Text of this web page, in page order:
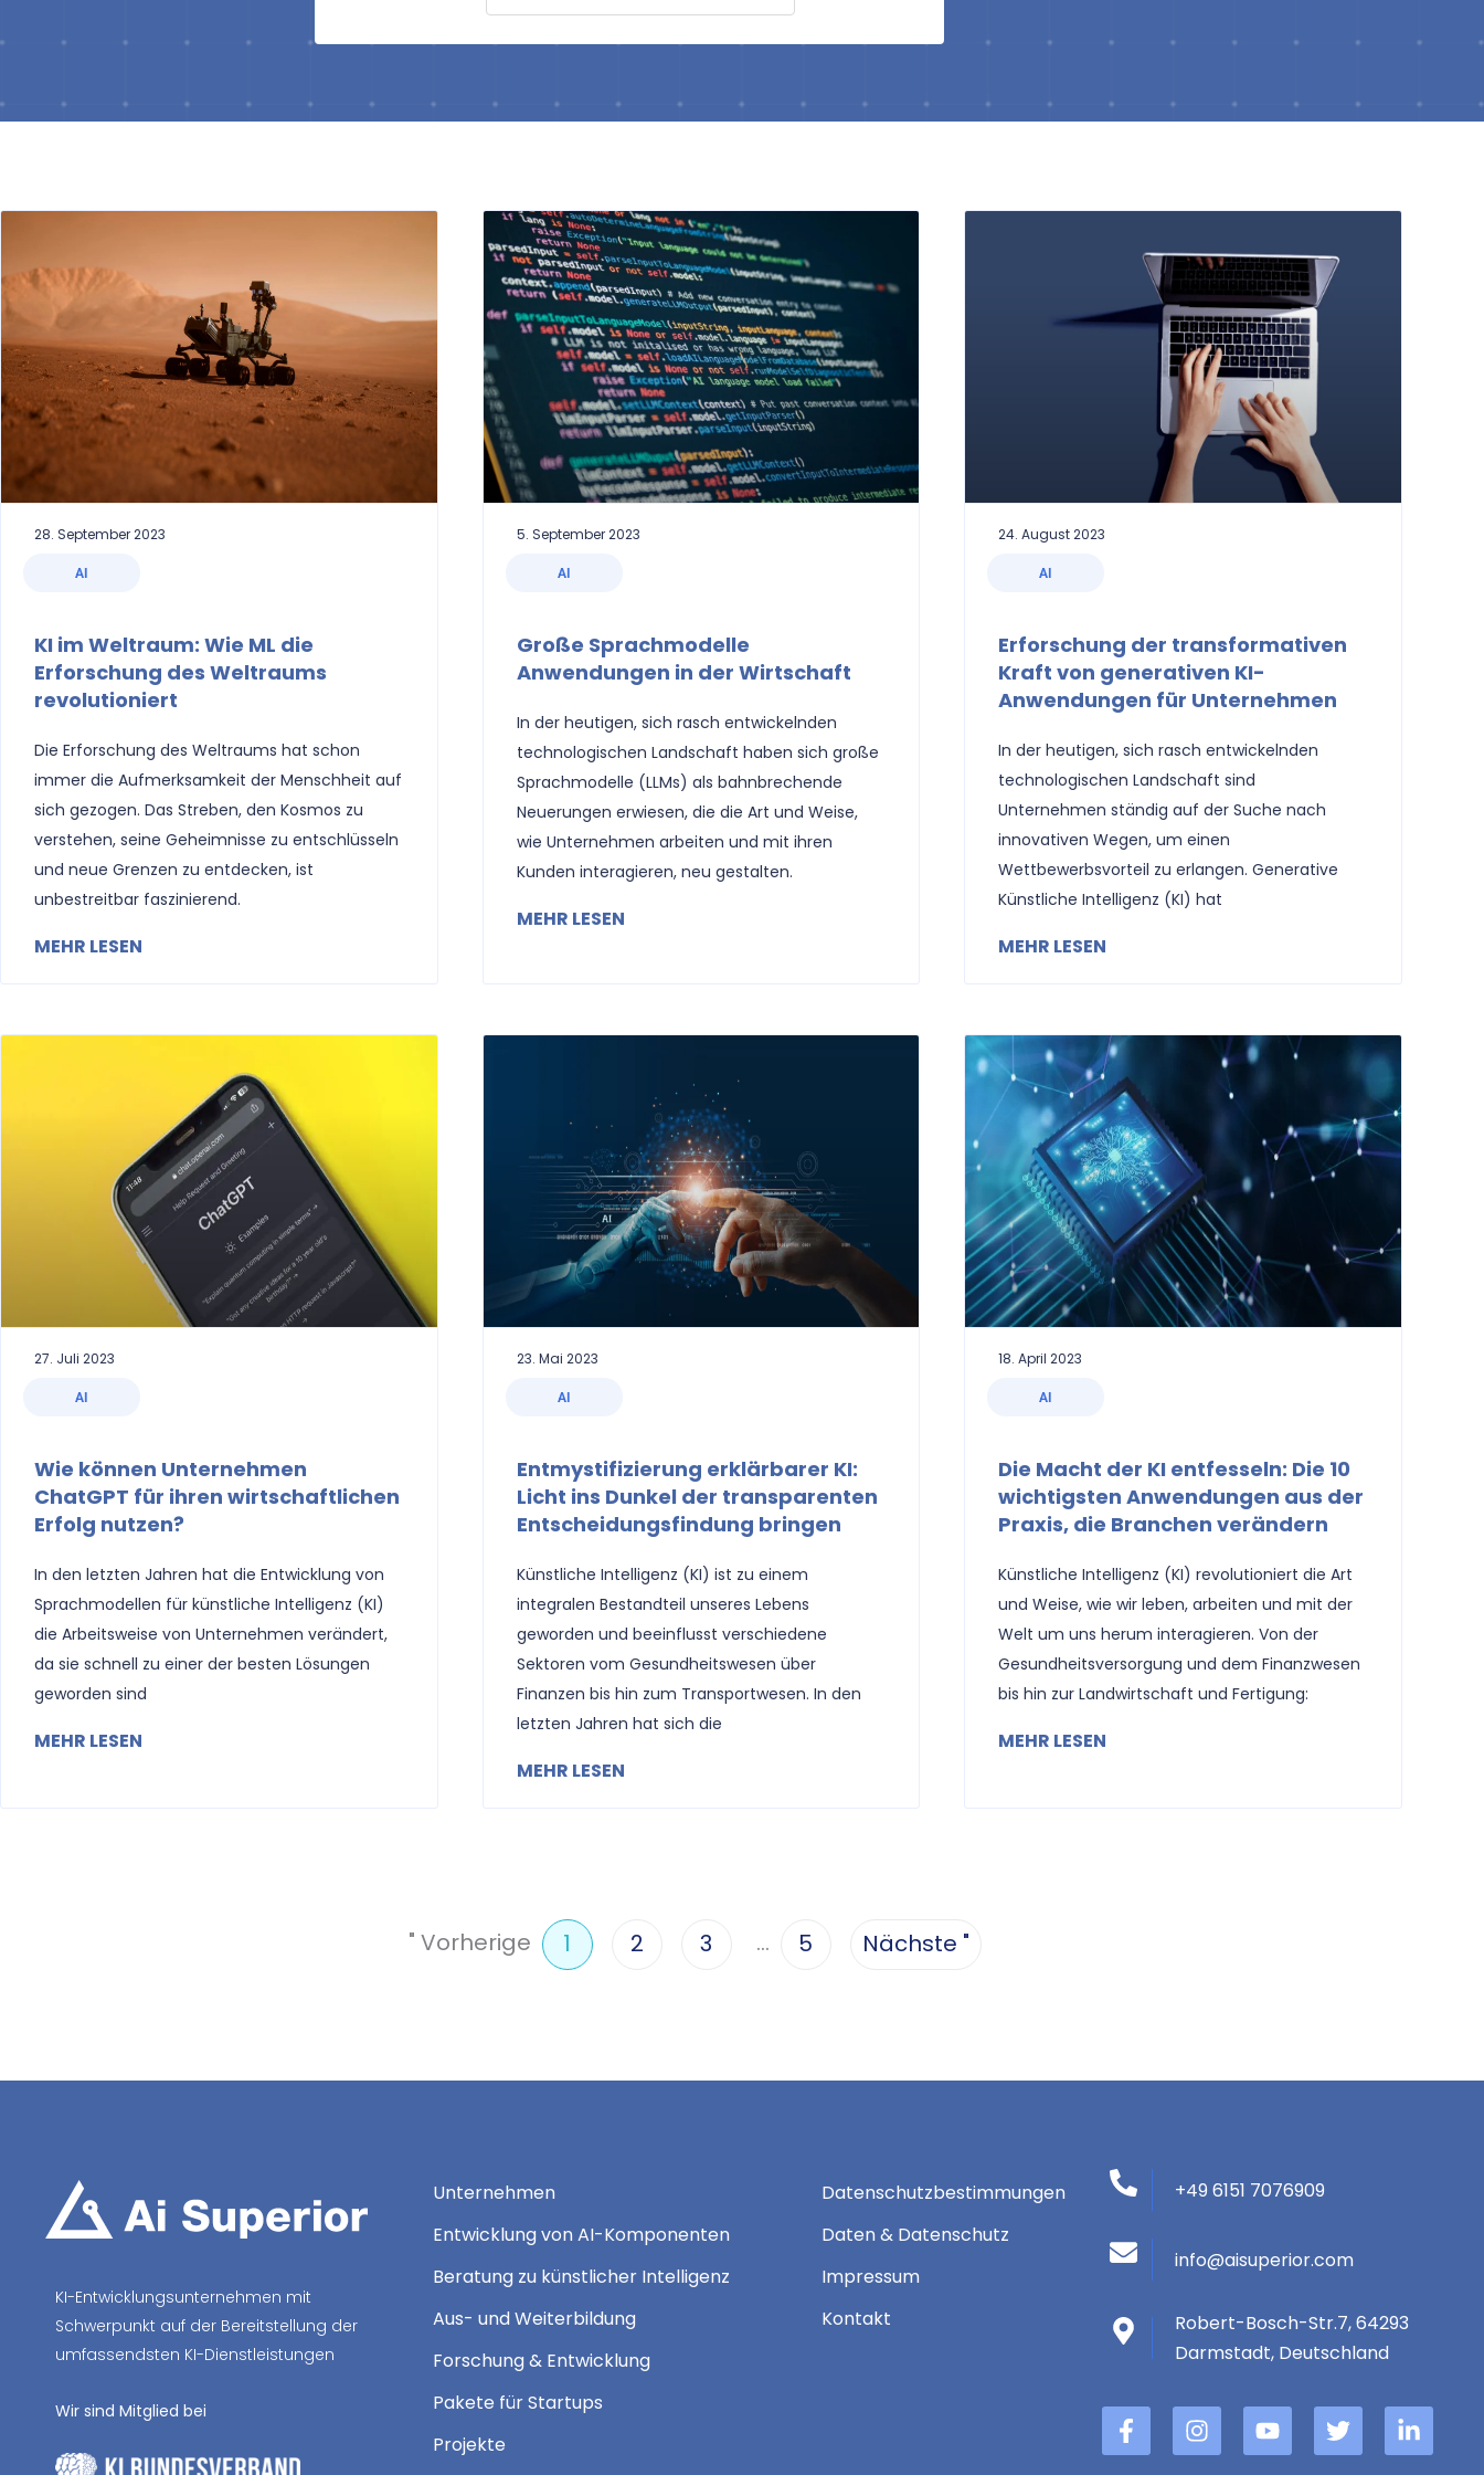
AI
KI im Weltraum: Wie ML die
Erforschung des Weltraums
revolutioniert
Die Erforschung des Weltraums hat schon
immer die Aufmerksamkeit der Menschheit auf
sich gezogen. Das Streben, den Kosmos zu
verstehen, seine Geheimnisse zu entschlüsseln
und neue Grenzen zu entdecken, ist
unbestreitbar faszinierend.
MEHR LESEN
28. September 2023
AI
Große Sprachmodelle
Anwendungen in der Wirtschaft
In der heutigen, sich rasch entwickelnden
technologischen Landschaft haben sich große
Sprachmodelle (LLMs) als bahnbrechende
Neuerungen erwiesen, die die Art und Weise,
wie Unternehmen arbeiten und mit ihren
Kunden interagieren, neu gestalten.
MEHR LESEN
5. September 2023
AI
Erforschung der transformativen
Kraft von generativen KI-
Anwendungen für Unternehmen
In der heutigen, sich rasch entwickelnden
technologischen Landschaft sind
Unternehmen ständig auf der Suche nach
innovativen Wegen, um einen
Wettbewerbsvorteil zu erlangen. Generative
Künstliche Intelligenz (KI) hat
MEHR LESEN
24. August 2023
AI
Wie können Unternehmen
ChatGPT für ihren wirtschaftlichen
Erfolg nutzen?
In den letzten Jahren hat die Entwicklung von
Sprachmodellen für künstliche Intelligenz (KI)
die Arbeitsweise von Unternehmen verändert,
da sie schnell zu einer der besten Lösungen
geworden sind
MEHR LESEN
27. Juli 2023
AI
Entmystifizierung erklärbarer KI:
Licht ins Dunkel der transparenten
Entscheidungsfindung bringen
Künstliche Intelligenz (KI) ist zu einem
integralen Bestandteil unseres Lebens
geworden und beeinflusst verschiedene
Sektoren vom Gesundheitswesen über
Finanzen bis hin zum Transportwesen. In den
letzten Jahren hat sich die
MEHR LESEN
23. Mai 2023
AI
Die Macht der KI entfesseln: Die 10
wichtigsten Anwendungen aus der
Praxis, die Branchen verändern
Künstliche Intelligenz (KI) revolutioniert die Art
und Weise, wie wir leben, arbeiten und mit der
Welt um uns herum interagieren. Von der
Gesundheitsversorgung und dem Finanzwesen
bis hin zur Landwirtschaft und Fertigung:
MEHR LESEN
18. April 2023
" Vorherige
Seite
1
Seite
2
Seite
3 … 5 Nächste "
KI-Entwicklungsunternehmen mit
Schwerpunkt auf der Bereitstellung der
umfassendsten KI-Dienstleistungen
Wir sind Mitglied bei
Unternehmen
Entwicklung von AI-Komponenten
Beratung zu künstlicher Intelligenz
Aus- und Weiterbildung
Forschung & Entwicklung
Pakete für Startups
Projekte
Datenschutzbestimmungen
Daten & Datenschutz
Impressum
Kontakt
+49 6151 7076909
info@aisuperior.com
Robert-Bosch-Str.7, 64293
Darmstadt, Deutschland
F
a
B
I
Y
o
Þ
j
L
i